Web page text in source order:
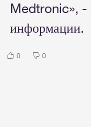
Medtronic», -
информации.
0 0